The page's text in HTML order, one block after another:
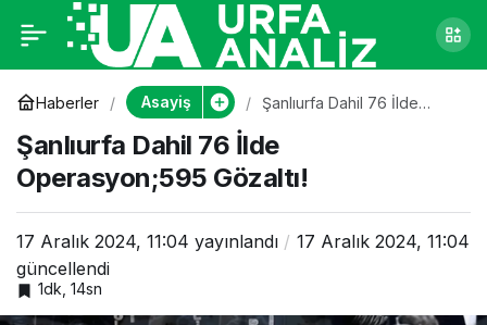
Haberler Asayiş
Şanlıurfa Dahil 76 İlde
Şanlıurfa Dahil 76 İlde
Operasyon;595 Gözaltı!
17 Aralık 2024, 11:04 yayınlandı
17 Aralık 2024, 11:04
güncellendi
1dk, 14sn
Şanlıurfa Dahil 76
İlde Operasyon;595
Gözaltı!
0